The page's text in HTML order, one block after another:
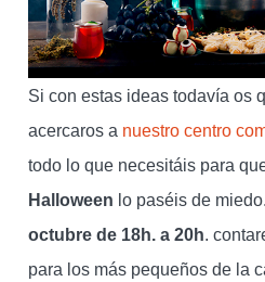
Si con estas ideas todavía os
acercaros a nuestro centro
todo lo que necesitáis para
Halloween lo paséis de
octubre de 18h. a 20h.
para los más pequeños de la